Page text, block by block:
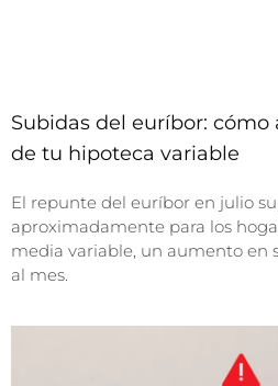
Subidas del euríbor: cómo
de tu hipoteca variable
El repunte del euríbor en julio
aproximadamente para los
media variable, un aumento en
al mes.